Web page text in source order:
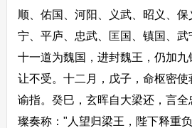
顺、佑国、河阳、义武、昭义、
宁、平庐、忠武、匡国、镇国、武
十一道为魏国，进封魏王，仍加九
让不受。十二月，戊子，命枢密使
谕指。癸巳，玄晖自大梁还，言
璨奏称："人望归梁王，陛下释重